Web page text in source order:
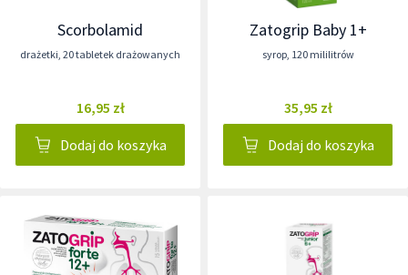
Scorbolamid
drażetki, 20 tabletek drażowanych
16,95 zł
Dodaj do koszyka
Zatogrip Baby 1+
syrop, 120 mililitrów
35,95 zł
Dodaj do koszyka